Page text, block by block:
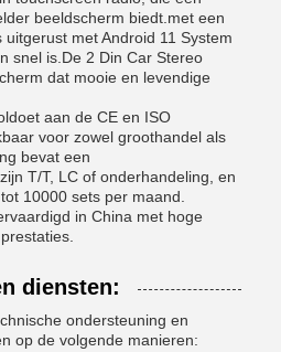
beeldscherm biedt.met een
met Android 11 System
snel is.De 2 Din Car Stereo
dat mooie en levendige
aan de CE en ISO
voor zowel groothandel als
bevat een
T/T, LC of onderhandeling, en
10000 sets per maand.
in China met hoge
diensten:
ondersteuning en
op de volgende manieren: